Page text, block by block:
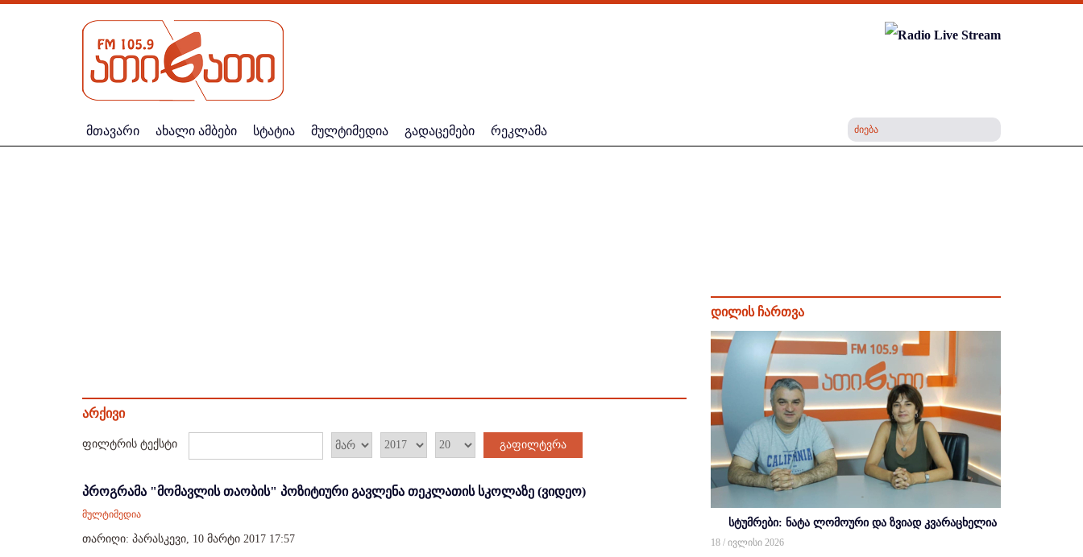
მთავარი ახალი ამბები სტატია მულტიმედია გადაცემები რეკლამა
არქივი
ფილტრის ტექსტი გაფილტვრა
პროგრამა "მომავლის თაობის" პოზიტიური გავლენა თეკლათის სკოლაზე (ვიდეო)
მულტიმედია
თარიღი: პარასკევი, 10 მარტი 2017 17:57
დილის ჩართვა
სტუმრები: ნატა ლომოური და ზვიად კვარაცხელია
18 / ივლისი 2026